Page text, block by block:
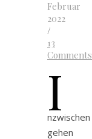
Februar
2022
/
13
Comments
I
nzwischen
gehen